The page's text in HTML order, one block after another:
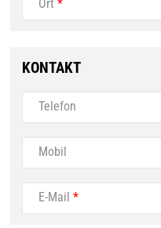
Ort *
KONTAKT
Telefon
Mobil
E-Mail *